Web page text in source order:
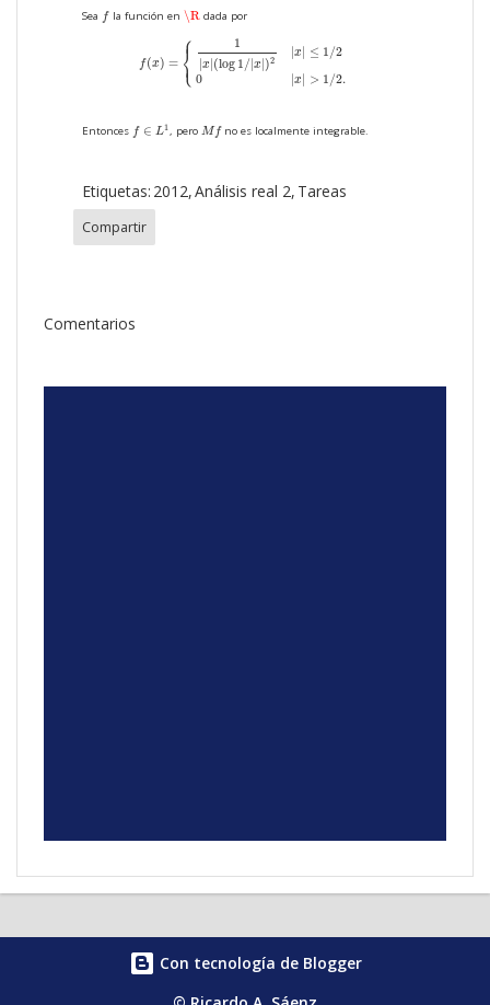
Sea f
f la función en \R
\R dada por
f(x) = ⎧
⎪
⎨⎪
⎩
1
|x|(log 1 /|x|)2
|x ≤ 1/2
0
|x > 1/2.
x /
Entonces f ∈ L1
f∈L 1 , pero M f
Mf no es localmente integrable.
Etiquetas: 2012 Análisis real 2 Tareas
Compartir
Comentarios
Con tecnología de Blogger